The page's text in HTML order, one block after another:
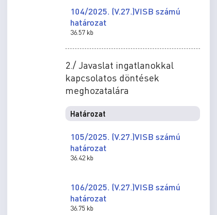
104/2025. (V.27.)VISB számú
határozat
36.57 kb
2./ Javaslat ingatlanokkal
kapcsolatos döntések
meghozatalára
Határozat
105/2025. (V.27.)VISB számú
határozat
36.42 kb
106/2025. (V.27.)VISB számú
határozat
36.75 kb